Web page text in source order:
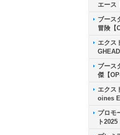
エース
ブース
冒険【
エクス
ブース
傑【
エクス
oines
プロモ
ト2025